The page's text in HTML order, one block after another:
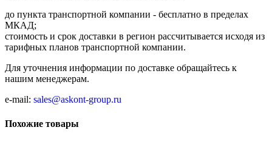
до пункта транспортной компании - бесплатно в пределах
МКАД;
стоимость и срок доставки в регион рассчитывается исходя из
тарифных планов транспортной компании.
Для уточнения информации по доставке обращайтесь к
нашим менеджерам.
e-mail: sales@askont-group.ru
Похожие товары